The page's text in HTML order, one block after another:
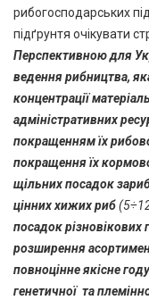
рибогосподарських
підґрунтя очікувати
Перспективною для
ведення рибництва,
концентрації
адміністративних
покращенням їх
покращення їх
щільних посадок
цінних хижих риб
посадок
розширення
повноцінне якісне
генетичної та